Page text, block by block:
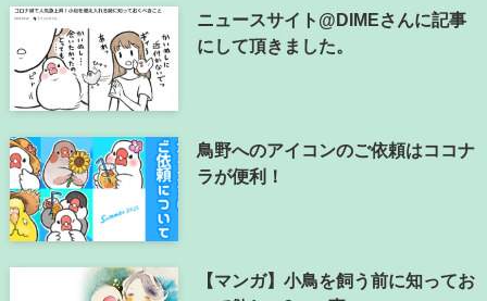
ニュースサイト@DIMEさんに記事
にして頂きました。
鳥野へのアイコンのご依頼はココナ
ラが便利！
【マンガ】小鳥を飼う前に知ってお